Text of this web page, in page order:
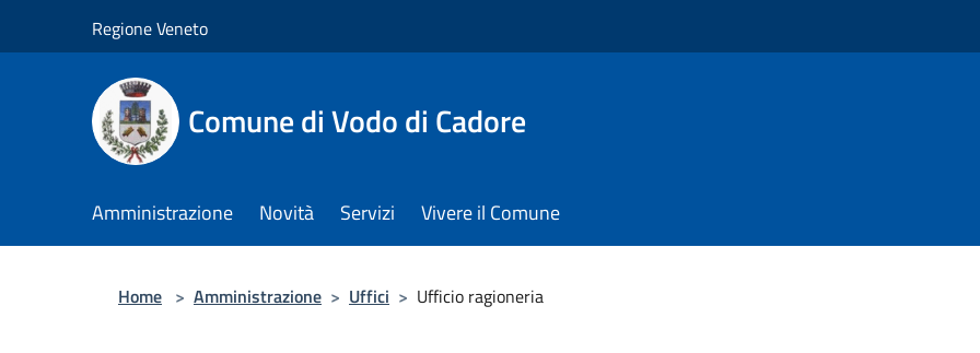
Regione Veneto
Comune di Vodo di Cadore
Amministrazione Novità Servizi Vivere il Comune
Home > Amministrazione > Uffici > Ufficio ragioneria